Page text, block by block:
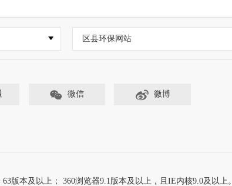
区县环保网站
微信 微博
版本及以上； 360浏览器9.1版本及以上，且IE内核9.0及以上。